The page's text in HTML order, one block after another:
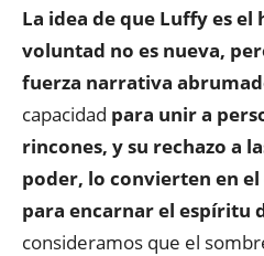
La idea de que Luffy es el
voluntad no es nueva,
fuerza narrativa
capacidad para unir a
rincones, y su rechazo a
poder, lo convierten en
para encarnar el espíritu
consideramos que el